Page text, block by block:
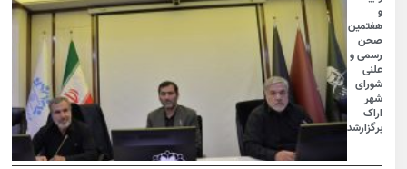
هفتمین
صحن
رسمی و
علنی
شورای
شهر
اراک
برگزارشد